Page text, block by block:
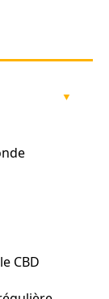
CBD